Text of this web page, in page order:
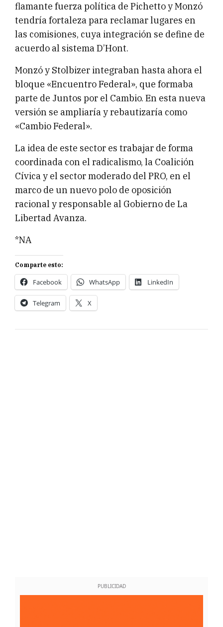
flamante fuerza política de Pichetto y Monzó
tendría fortaleza para reclamar lugares en
las comisiones, cuya integración se define de
acuerdo al sistema D’Hont.
Monzó y Stolbizer integraban hasta ahora el
bloque «Encuentro Federal», que formaba
parte de Juntos por el Cambio. En esta nueva
versión se ampliaría y rebautizaría como
«Cambio Federal».
La idea de este sector es trabajar de forma
coordinada con el radicalismo, la Coalición
Cívica y el sector moderado del PRO, en el
marco de un nuevo polo de oposición
racional y responsable al Gobierno de La
Libertad Avanza.
*NA
Comparte esto:
Facebook WhatsApp LinkedIn
Telegram X